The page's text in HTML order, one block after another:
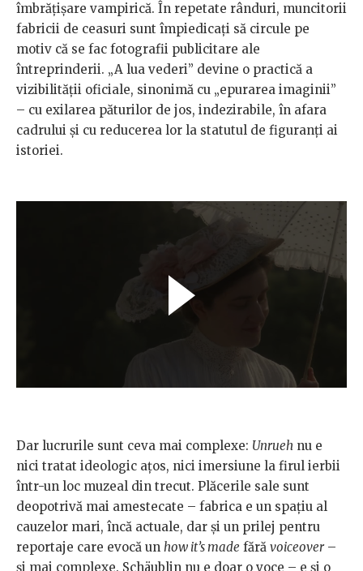
îmbrățișare vampirică. În repetate rânduri, muncitorii
fabricii de ceasuri sunt împiedicați să circule pe
motiv că se fac fotografii publicitare ale
întreprinderii. „A lua vederi” devine o practică a
vizibilității oficiale, sinonimă cu „epurarea imaginii”
– cu exilarea păturilor de jos, indezirabile, în afara
cadrului și cu reducerea lor la statutul de figuranți ai
istoriei.
Dar lucrurile sunt ceva mai complexe: Unrueh nu e
nici tratat ideologic ațos, nici imersiune la firul ierbii
într-un loc muzeal din trecut. Plăcerile sale sunt
deopotrivă mai amestecate – fabrica e un spațiu al
cauzelor mari, încă actuale, dar și un prilej pentru
reportaje care evocă un how it’s made fără voiceover–
și mai complexe. Schäublin nu e doar o voce – e și o